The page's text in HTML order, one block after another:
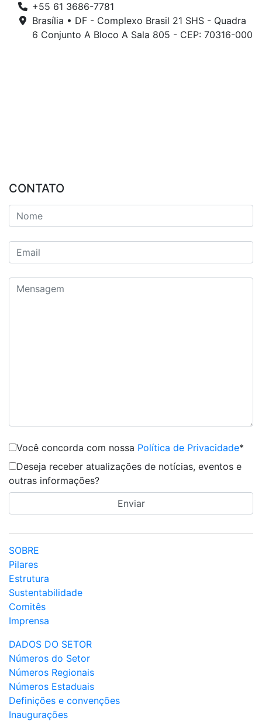
+55 61 3686-7781
Brasília • DF - Complexo Brasil 21 SHS - Quadra
6 Conjunto A Bloco A Sala 805 - CEP: 70316-000
CONTATO
Você concorda com nossa Política de Privacidade*
Deseja receber atualizações de notícias, eventos e
outras informações?
SOBRE
Pilares
Estrutura
Sustentabilidade
Comitês
Imprensa
DADOS DO SETOR
Números do Setor
Números Regionais
Números Estaduais
Definições e convenções
Inaugurações